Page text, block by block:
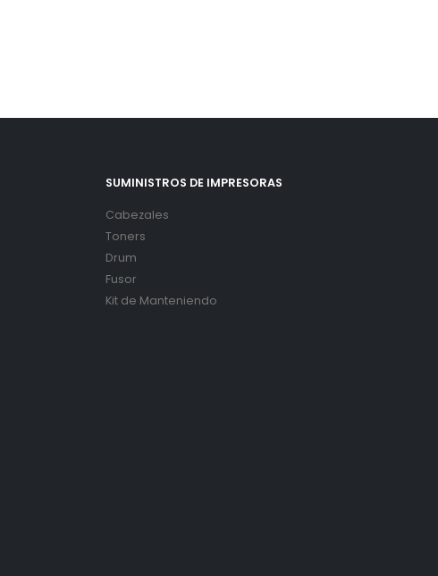
SUMINISTROS DE IMPRESORAS
Cabezales
Toners
Drum
Fusor
Kit de Manteniendo